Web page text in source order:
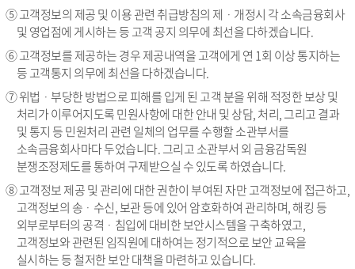
⑤ 고객정보의 제공 및 이용 관련 취급방침의 제ᆞ개정시 각 소속금융회사
및 영업점에 게시하는 등 고객 공지 의무에 최선을 다하겠습니다.
⑥ 고객정보를 제공하는 경우 제공내역을 고객에게 연 1회 이상 통지하는
등 고객통지 의무에 최선을 다하겠습니다.
⑦ 위법ᆞ부당한 방법으로 피해를 입게 된 고객 분을 위해 적정한 보상 및
처리가 이루어지도록 민원사항에 대한 안내 및 상담, 처리, 그리고 결과
및 통지 등 민원처리 관련 일체의 업무를 수행할 소관부서를
소속금융회사마다 두었습니다. 그리고 소관부서 외 금융감독원
분쟁조정제도를 통하여 구제받으실 수 있도록 하였습니다.
⑧ 고객정보 제공 및 관리에 대한 권한이 부여된 자만 고객정보에 접근하고,
고객정보의 송ᆞ수신, 보관 등에 있어 암호화하여 관리하며, 해킹 등
외부로부터의 공격ᆞ침입에 대비한 보안시스템을 구축하였고,
고객정보와 관련된 임직원에 대하여는 정기적으로 보안 교육을
실시하는 등 철저한 보안 대책을 마련하고 있습니다.